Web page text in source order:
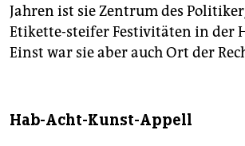
Jahren ist sie Zentrum des
Etikette-steifer Festivitäten in der
Einst war sie aber auch Ort der
Hab-Acht-Kunst-Appell